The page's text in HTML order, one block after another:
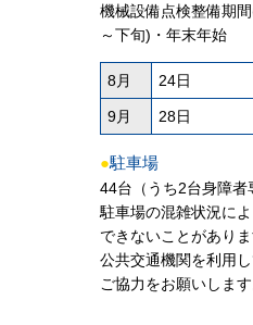
機械設備点検整備期
～下旬)・年末年始
8月 24日
9月 28日
●駐車場
44台（うち2台身障者
駐車場の混雑状況に
できないことがありま
公共交通機関を利用
ご協力をお願いします